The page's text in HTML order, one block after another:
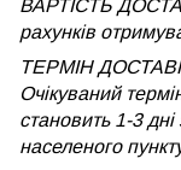
ВАРТІСТЬ
рахунків
ТЕРМІН
Очікуваний
становить 1-3
населеного